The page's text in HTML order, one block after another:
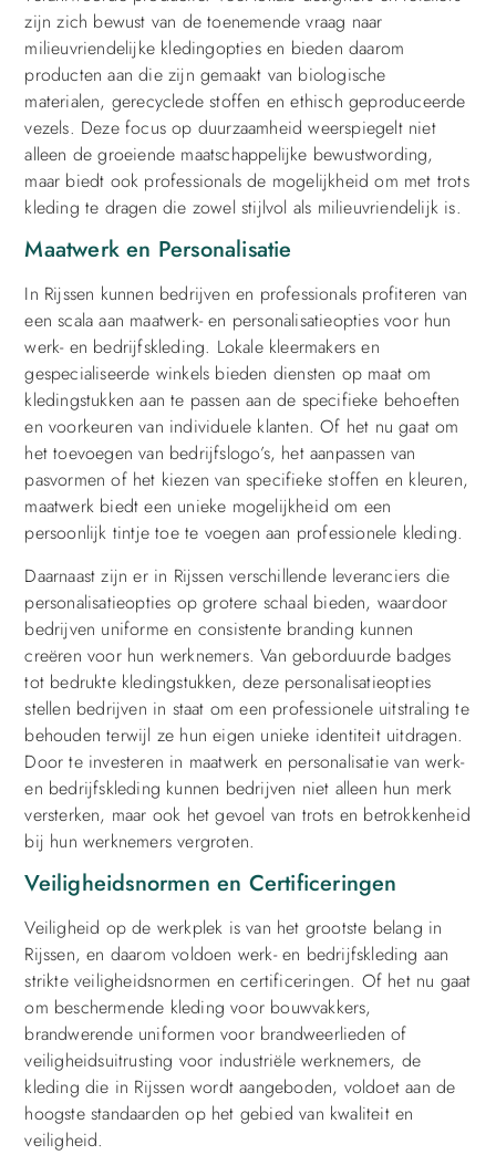
zijn zich bewust van de toenemende vraag naar
milieuvriendelijke kledingopties en bieden daarom
producten aan die zijn gemaakt van biologische
materialen, gerecyclede stoffen en ethisch geproduceerde
vezels. Deze focus op duurzaamheid weerspiegelt niet
alleen de groeiende maatschappelijke bewustwording,
maar biedt ook professionals de mogelijkheid om met trots
kleding te dragen die zowel stijlvol als milieuvriendelijk is.
Maatwerk en Personalisatie
In Rijssen kunnen bedrijven en professionals profiteren van
een scala aan maatwerk- en personalisatieopties voor hun
werk- en bedrijfskleding. Lokale kleermakers en
gespecialiseerde winkels bieden diensten op maat om
kledingstukken aan te passen aan de specifieke behoeften
en voorkeuren van individuele klanten. Of het nu gaat om
het toevoegen van bedrijfslogo’s, het aanpassen van
pasvormen of het kiezen van specifieke stoffen en kleuren,
maatwerk biedt een unieke mogelijkheid om een
persoonlijk tintje toe te voegen aan professionele kleding.
Daarnaast zijn er in Rijssen verschillende leveranciers die
personalisatieopties op grotere schaal bieden, waardoor
bedrijven uniforme en consistente branding kunnen
creëren voor hun werknemers. Van geborduurde badges
tot bedrukte kledingstukken, deze personalisatieopties
stellen bedrijven in staat om een professionele uitstraling te
behouden terwijl ze hun eigen unieke identiteit uitdragen.
Door te investeren in maatwerk en personalisatie van werk-
en bedrijfskleding kunnen bedrijven niet alleen hun merk
versterken, maar ook het gevoel van trots en betrokkenheid
bij hun werknemers vergroten.
Veiligheidsnormen en Certificeringen
Veiligheid op de werkplek is van het grootste belang in
Rijssen, en daarom voldoen werk- en bedrijfskleding aan
strikte veiligheidsnormen en certificeringen. Of het nu gaat
om beschermende kleding voor bouwvakkers,
brandwerende uniformen voor brandweerlieden of
veiligheidsuitrusting voor industriële werknemers, de
kleding die in Rijssen wordt aangeboden, voldoet aan de
hoogste standaarden op het gebied van kwaliteit en
veiligheid.